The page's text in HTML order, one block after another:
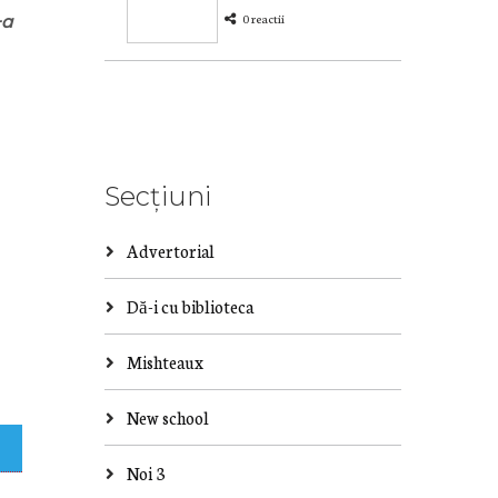
0 reactii
Secțiuni
Advertorial
Dă-i cu biblioteca
Mishteaux
New school
Noi 3